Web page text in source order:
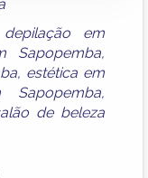
depilação em
Sapopemba,
, estética em
Sapopemba,
de beleza